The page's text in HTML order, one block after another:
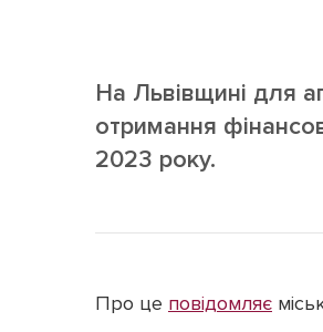
На Львівщині для
отримання
2023 року.
Про це повідомляє